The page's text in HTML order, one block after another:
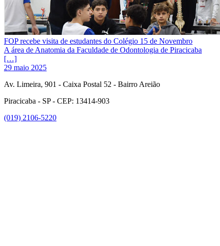
FOP recebe visita de estudantes do Colégio 15 de Novembro
A área de Anatomia da Faculdade de Odontologia de Piracicaba
[…]
29 maio 2025
Av. Limeira, 901 - Caixa Postal 52 - Bairro Areião
Piracicaba - SP - CEP: 13414-903
(019) 2106-5220